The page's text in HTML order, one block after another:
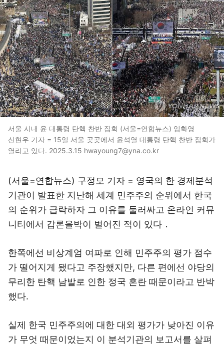
서울 시내 윤 대통령 탄핵 찬반 집회 (서울=연합뉴스) 임화영
신현우 기자 = 15일 서울 곳곳에서 윤석열 대통령 탄핵 찬반 집회가
열리고 있다. 2025.3.15 hwayoung7@yna.co.kr
(서울=연합뉴스) 구정모 기자 = 영국의 한 경제분석
기관이 발표한 지난해 세계 민주주의 순위에서 한국
의 순위가 급락하자 그 이유를 둘러싸고 온라인 커뮤
니티에서 갑론을박이 벌어진 적이 있다．
한쪽에선 비상계엄 여파로 인해 민주주의 평가 점수
가 떨어지게 됐다고 주장했지만, 다른 편에선 야당의
무리한 탄핵 남발로 인한 정국 혼란 때문이라고 반박
했다.
실제 한국 민주주의에 대한 대외 평가가 낮아진 이유
가 무엇 때문이었는지 이 분석기관의 보고서를 살펴